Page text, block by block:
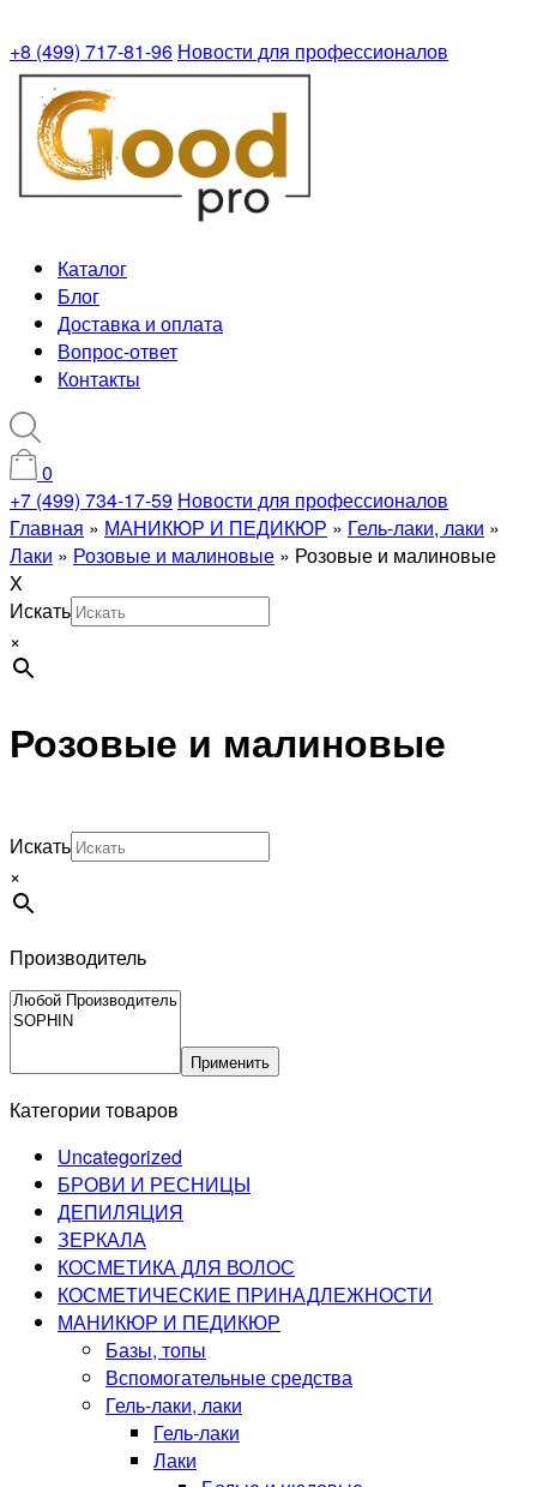
+8 (499) 717-81-96 Новости для профессионалов
Каталог
Блог
Доставка и оплата
Вопрос-ответ
Контакты
0
+7 (499) 734-17-59 Новости для профессионалов
Главная » МАНИКЮР И ПЕДИКЮР » Гель-лаки, лаки »
Лаки » Розовые и малиновые » Розовые и малиновые
X
Искать
×
Розовые и малиновые
Искать
×
Производитель
Применить
Категории товаров
Uncategorized
БРОВИ И РЕСНИЦЫ
ДЕПИЛЯЦИЯ
ЗЕРКАЛА
КОСМЕТИКА ДЛЯ ВОЛОС
КОСМЕТИЧЕСКИЕ ПРИНАДЛЕЖНОСТИ
МАНИКЮР И ПЕДИКЮР
Базы, топы
Вспомогательные средства
Гель-лаки, лаки
Гель-лаки
Лаки